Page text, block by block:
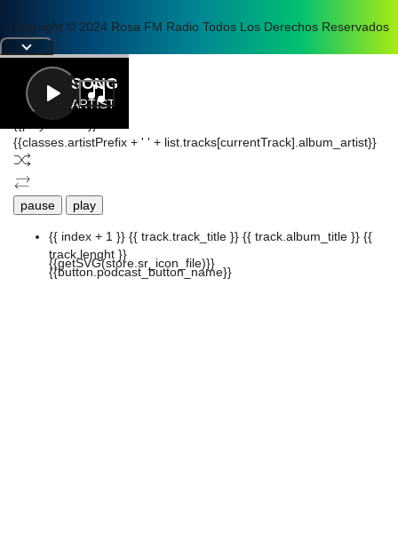
Copyright © 2024 Rosa FM Radio Todos Los Derechos Reservados
|
SONG
ARTIST
Letra
{{playListTitle}}
{{classes.artistPrefix + ' ' + list.tracks[currentTrack].album_artist}}
pause play
{{ index + 1 }} {{ track.track_title }} {{ track.album_title }} {{
track.lenght }}
{{getSVG(store.sr_icon_file)}}
{{button.podcast_button_name}}